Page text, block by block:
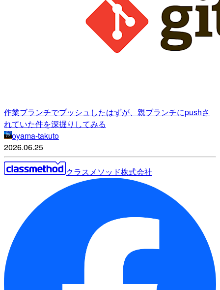
作業ブランチでプッシュしたはずが、親ブランチにpushさ
れていた件を深掘りしてみる
oyama-takuto
2026.06.25
クラスメソッド株式会社